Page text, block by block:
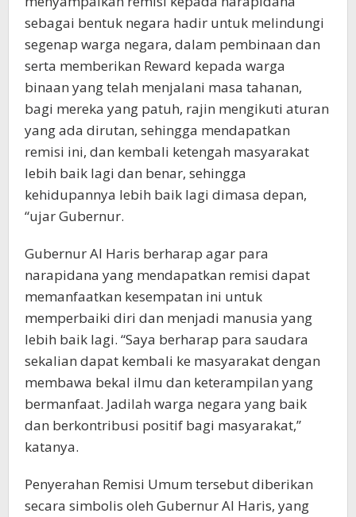
sebagai bentuk negara hadir untuk melindungi
segenap warga negara, dalam pembinaan dan
serta memberikan Reward kepada warga
binaan yang telah menjalani masa tahanan,
bagi mereka yang patuh, rajin mengikuti aturan
yang ada dirutan, sehingga mendapatkan
remisi ini, dan kembali ketengah masyarakat
lebih baik lagi dan benar, sehingga
kehidupannya lebih baik lagi dimasa depan,
“ujar Gubernur.
Gubernur Al Haris berharap agar para
narapidana yang mendapatkan remisi dapat
memanfaatkan kesempatan ini untuk
memperbaiki diri dan menjadi manusia yang
lebih baik lagi. “Saya berharap para saudara
sekalian dapat kembali ke masyarakat dengan
membawa bekal ilmu dan keterampilan yang
bermanfaat. Jadilah warga negara yang baik
dan berkontribusi positif bagi masyarakat,”
katanya.
Penyerahan Remisi Umum tersebut diberikan
secara simbolis oleh Gubernur Al Haris, yang